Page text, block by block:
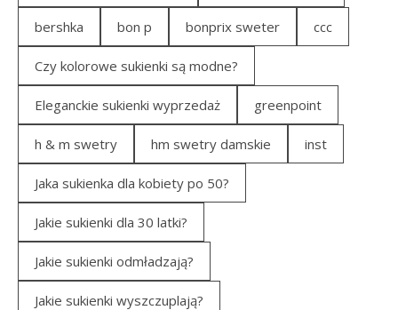
bershka bon p bonprix sweter ccc
Czy kolorowe sukienki są modne?
Eleganckie sukienki wyprzedaż greenpoint
h & m swetry hm swetry damskie inst
Jaka sukienka dla kobiety po 50?
Jakie sukienki dla 30 latki?
Jakie sukienki odmładzają?
Jakie sukienki wyszczuplają?